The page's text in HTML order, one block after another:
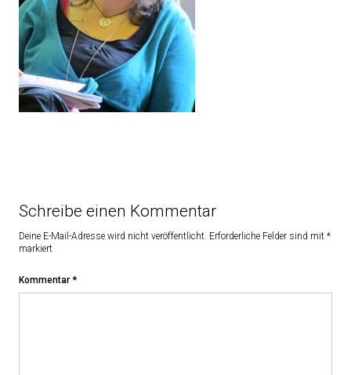
Schreibe einen Kommentar
Deine E-Mail-Adresse wird nicht veröffentlicht. Erforderliche Felder sind mit *
markiert
Kommentar *